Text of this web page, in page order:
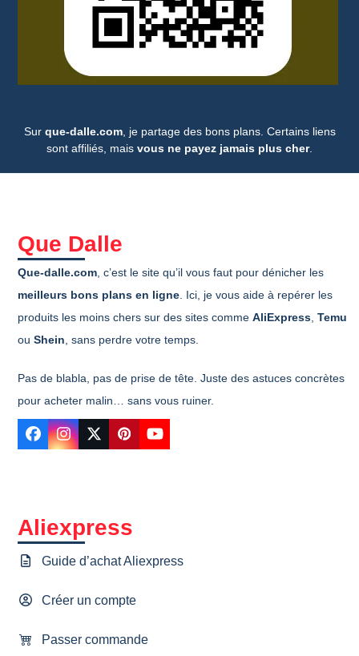
Sur que-dalle.com, je partage des bons plans. Certains liens
sont affiliés, mais vous ne payez jamais plus cher.
Que Dalle
Que-dalle.com , c’est le site qu’il vous faut pour dénicher les
meilleurs bons plans en ligne . Ici, je vous aide à repérer les
produits les moins chers sur des sites commeAliExpress ,Temu
ouShein , sans perdre votre temps.
Pas de blabla, pas de prise de tête. Juste des astuces concrètes
pour acheter malin… sans vous ruiner.
Facebook
Instagram
TwitterPinterestYouTube
Aliexpress
Guide d’achat Aliexpress
Créer un compte
Passer commande